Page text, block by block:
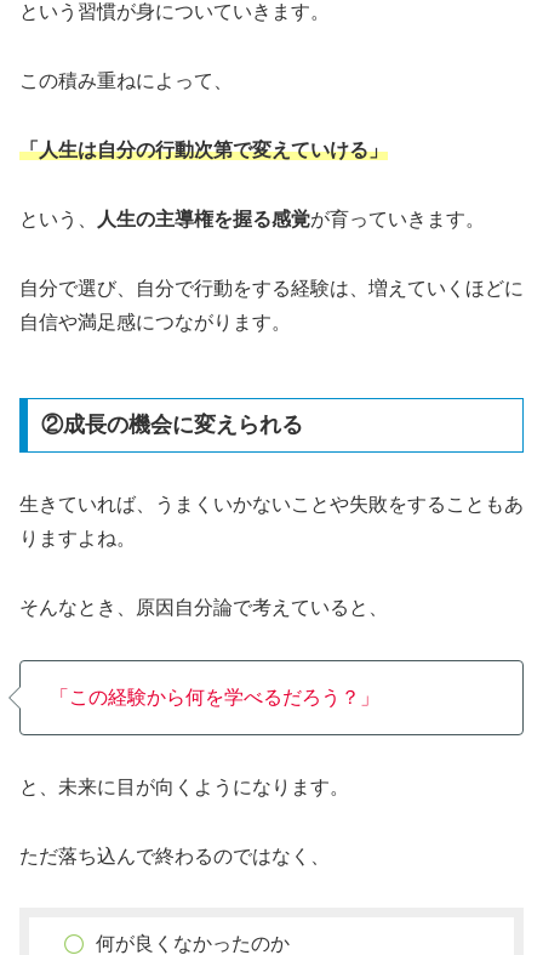
という習慣が身についていきます。
この積み重ねによって、
「人生は自分の行動次第で変えていける」
という、 人生の主導権を握る感覚が育っていきます。
自分で選び、自分で行動をする経験は、増えていくほどに
自信や満足感につながります。
②成長の機会に変えられる
生きていれば、うまくいかないことや失敗をすることもあ
りますよね。
そんなとき、原因自分論で考えていると、
「この経験から何を学べるだろう？」
と、未来に目が向くようになります。
ただ落ち込んで終わるのではなく、
何が良くなかったのか